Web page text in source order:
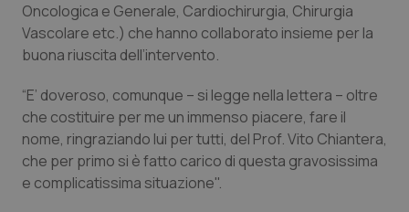
Marche
Piemonte
Provincia Autonoma di Bolzano
Donna & Salute
HIV
Infezioni & Febbre
Oncologica e Generale, Cardiochirurgia, Chirurgia
Vascolare etc.) che hanno collaborato insieme per la
buona riuscita dell’intervento.
“E’ doveroso, comunque – si legge nella lettera – oltre
che costituire per me un immenso piacere, fare il
nome, ringraziando lui per tutti, del Prof. Vito Chiantera,
che per primo si è fatto carico di questa gravosissima
e complicatissima situazione".